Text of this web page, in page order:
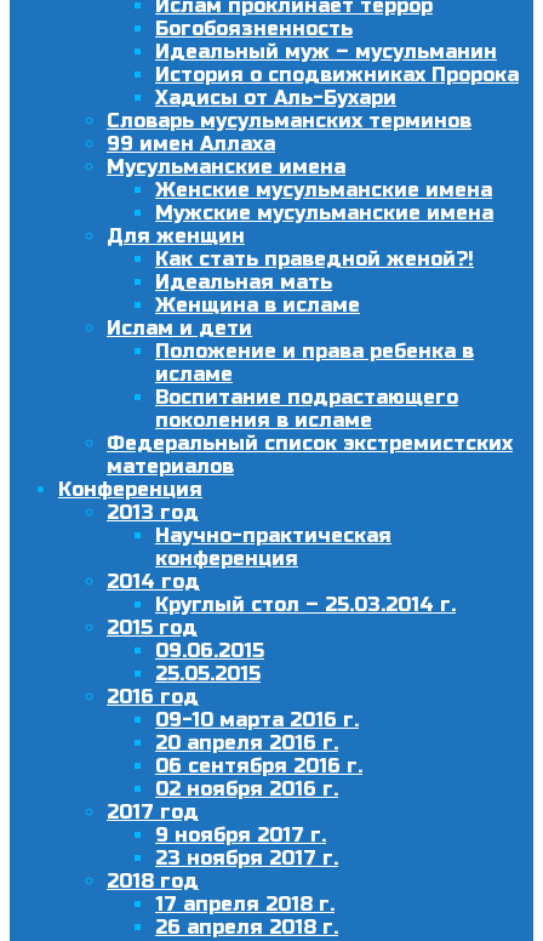
Ислам проклинает террор
Богобоязненность
Идеальный муж – мусульманин
История о сподвижниках Пророка
Хадисы от Аль-Бухари
Словарь мусульманских терминов
99 имен Аллаха
Мусульманские имена
Женские мусульманские имена
Мужские мусульманские имена
Для женщин
Как стать праведной женой?!
Идеальная мать
Женщина в исламе
Ислам и дети
Положение и права ребенка в
исламе
Воспитание подрастающего
поколения в исламе
Федеральный список экстремистских
материалов
Конференция
2013 год
Научно-практическая
конференция
2014 год
Круглый стол – 25.03.2014 г.
2015 год
09.06.2015
25.05.2015
2016 год
09-10 марта 2016 г.
20 апреля 2016 г.
06 сентября 2016 г.
02 ноября 2016 г.
2017 год
9 ноября 2017 г.
23 ноября 2017 г.
2018 год
17 апреля 2018 г.
26 апреля 2018 г.